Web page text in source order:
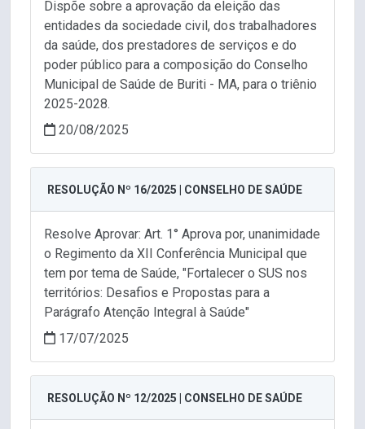
Dispõe sobre a aprovação da eleição das
entidades da sociedade civil, dos trabalhadores
da saúde, dos prestadores de serviços e do
poder público para a composição do Conselho
Municipal de Saúde de Buriti - MA, para o triênio
2025-2028.
20/08/2025
RESOLUÇÃO Nº 16/2025 | CONSELHO DE SAÚDE
Resolve Aprovar: Art. 1° Aprova por, unanimidade
o Regimento da XII Conferência Municipal que
tem por tema de Saúde, "Fortalecer o SUS nos
territórios: Desafios e Propostas para a
Parágrafo Atenção Integral à Saúde"
17/07/2025
RESOLUÇÃO Nº 12/2025 | CONSELHO DE SAÚDE